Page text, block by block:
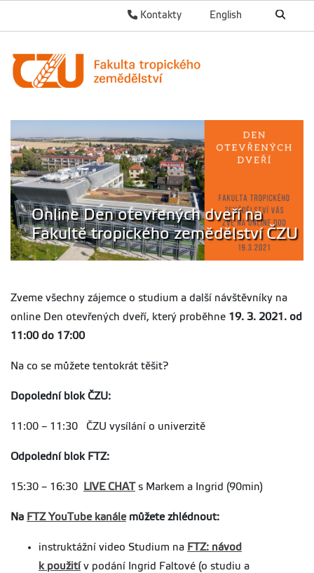
English
Kontakty
Online Den otevřených dveří na
Fakultě tropického zemědělství ČZU
Zveme všechny zájemce o studium a další návštěvníky na
online Den otevřených dveří, který proběhne 19. 3. 2021. od
11:00 do 17:00
Na co se můžete tentokrát těšit?
Dopolední blok ČZU:
11:00 – 11:30 ČZU vysílání o univerzitě
Odpolední blok FTZ:
15:30 – 16:30 LIVE CHATs Markem a Ingrid (90min)
Na FTZ YouTube kanálemůžete zhlédnout:
instruktážní video Studium na FTZ: návod
k použití v podání Ingrid Faltové (o studiu a